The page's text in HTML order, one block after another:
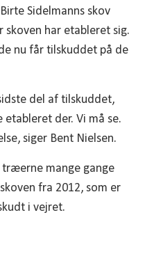
Sidelmanns skov
skoven har etableret sig.
nu får tilskuddet på de
del af tilskuddet,
der. Vi må se.
siger Bent Nielsen.